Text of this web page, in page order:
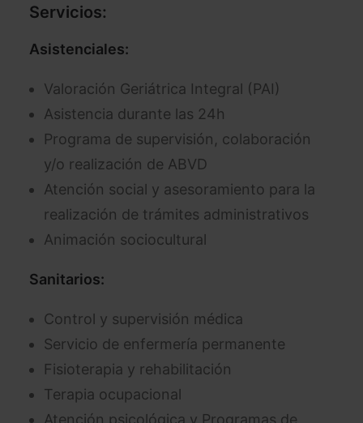
Servicios:
Asistenciales:
Valoración Geriátrica Integral (PAI)
Asistencia durante las 24h
Programa de supervisión, colaboración
y/o realización de ABVD
Atención social y asesoramiento para la
realización de trámites administrativos
Animación sociocultural
Sanitarios:
Control y supervisión médica
Servicio de enfermería permanente
Fisioterapia y rehabilitación
Terapia ocupacional
Atención psicológica y Programas de